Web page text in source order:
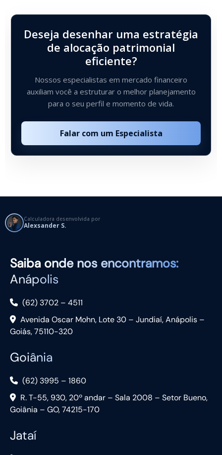
Deseja desenhar uma estratégia
de alocação patrimonial
eficiente?
Nossos especialistas em mercado financeiro
auxiliam você a estruturar o melhor planejamento
para o seu perfil e momento de vida.
Falar com um Especialista
Calculadora desenvolvida por
Alexsander S.
Saiba onde nos encontramos:
Anápolis
(62) 3702 – 4511
Avenida Oscar Mohn, Lote 30 – Jundiaí, Anápolis –
Goiás, 75110-320
Goiânia
(62) 3995 – 1860
R. T-55, 930, 20º andar – Sala 2008 – Setor Bueno,
Goiânia – GO, 74215-170
Jataí